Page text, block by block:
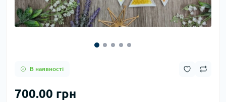
В наявності
700.00 грн